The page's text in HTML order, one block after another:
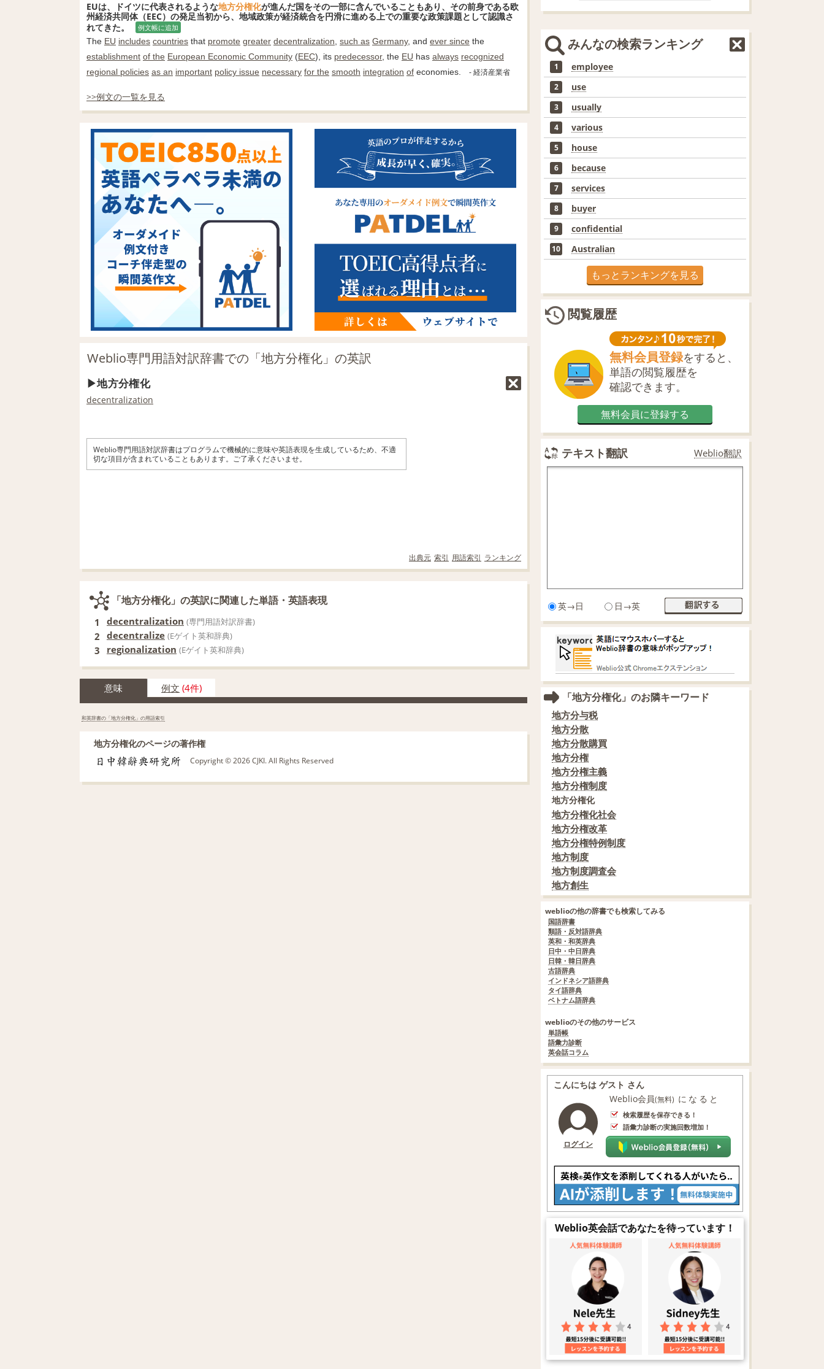
EUは、ドイツに代表されるような地方分権化が進んだ国をその一部に含んでいることもあり、その前身である欧
州経済共同体（EEC）の発足当初から、地域政策が経済統合を円滑に進める上での重要な政策課題として認識さ
れてきた。
例文帳に追加
The EU includes countries that promote greater decentralization such as Germany, and ever since the
establishment of the European Economic Community (EEC), its predecessor, the EU has always recognized
regional policies as an important policy issue necessary for the smooth integration of economies. - 経済産業省
>>例文の一覧を見る
Weblio専門用語対訳辞書での「地方分権化」の英訳
地方分権化
decentralization
Weblio専門用語対訳辞書はプログラムで機械的に意味や英語表現を生成しているため、不適
切な項目が含まれていることもあります。ご了承くださいませ。
出典元 索引 用語索引 ランキング
「地方分権化」の英訳に関連した単語・英語表現
1 decentralization (専門用語対訳辞書)
2 decentralize (Eゲイト英和辞典)
3 regionalization (Eゲイト英和辞典)
意味 例文 (4件)
和英辞書の「地方分権化」の用語索引
地方分権化のページの著作権
Copyright © 2026 CJKI. All Rights Reserved
みんなの検索ランキング
1 employee
2 use
3 usually
4 various
5 house
6 because
7 services
8 buyer
9 confidential
10 Australian
もっとランキングを見る
閲覧履歴
無料会員登録をすると、
単語の閲覧履歴を
確認できます。
無料会員に登録する
テキスト翻訳 Weblio翻訳
英→日 日→英
「地方分権化」のお隣キーワード
地方分与税
地方分散
地方分散購買
地方分権
地方分権主義
地方分権制度
地方分権化
地方分権化社会
地方分権改革
地方分権特例制度
地方制度
地方制度調査会
地方創生
weblioの他の辞書でも検索してみる
国語辞書
類語・反対語辞典
英和・和英辞典
日中・中日辞典
日韓・韓日辞典
古語辞典
インドネシア語辞典
タイ語辞典
ベトナム語辞典
weblioのその他のサービス
単語帳
語彙力診断
英会話コラム
こんにちは ゲスト さん
ログイン
Weblio会員(無料) になると
検索履歴を保存できる！
語彙力診断の実施回数増加！
Weblio英会話であなたを待っています！